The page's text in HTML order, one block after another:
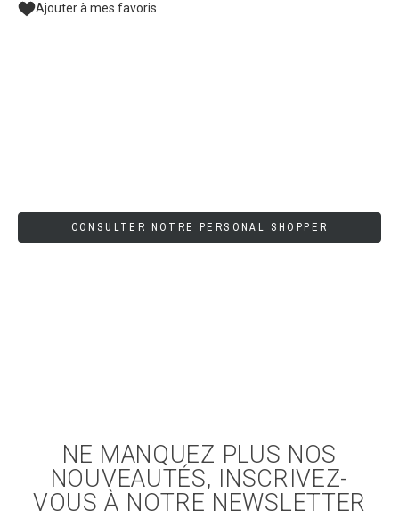
Ajouter à mes favoris
CONSULTER NOTRE PERSONAL SHOPPER
NE MANQUEZ PLUS NOS
NOUVEAUTÉS, INSCRIVEZ-
VOUS À NOTRE NEWSLETTER